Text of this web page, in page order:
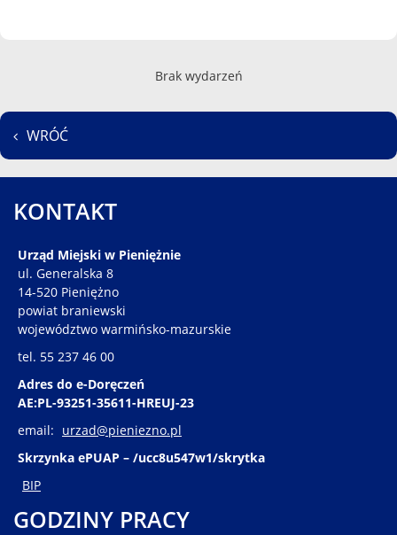
Brak wydarzeń
WRÓĆ
KONTAKT
Urząd Miejski w Pieniężnie
ul. Generalska 8
14-520 Pieniężno
powiat braniewski
województwo warmińsko-mazurskie
tel. 55 237 46 00
Adres do e-Doręczeń
AE:PL-93251-35611-HREUJ-23
email: urzad@pieniezno.pl
Skrzynka ePUAP – /ucc8u547w1/skrytka
BIP
GODZINY PRACY